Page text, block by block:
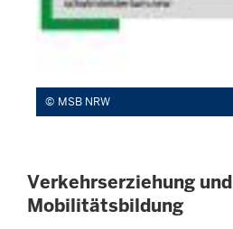
MSB NRW
Verkehrserziehung und
Mobilitätsbildung